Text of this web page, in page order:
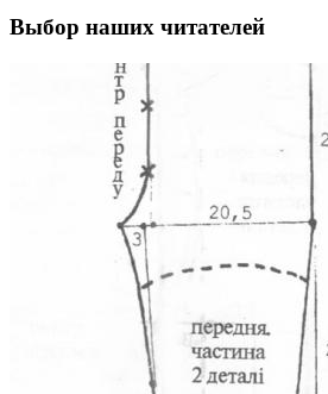
Выбор наших читателей